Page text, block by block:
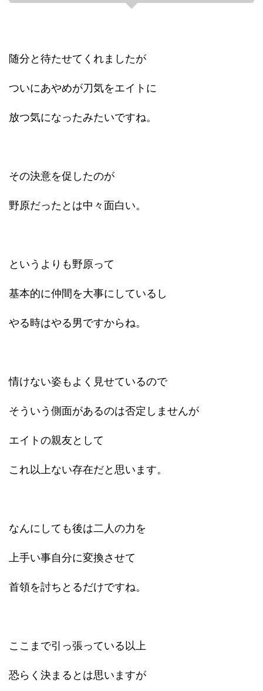
随分と待たせてくれましたが
ついにあやめが刀気をエイトに
放つ気になったみたいですね。
その決意を促したのが
野原だったとは中々面白い。
というよりも野原って
基本的に仲間を大事にしているし
やる時はやる男ですからね。
情けない姿もよく見せているので
そういう側面があるのは否定しませんが
エイトの親友として
これ以上ない存在だと思います。
なんにしても後は二人の力を
上手い事自分に変換させて
首領を討ちとるだけですね。
ここまで引っ張っている以上
恐らく決まるとは思いますが